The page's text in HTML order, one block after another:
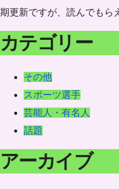
期更新ですが、読んでもら
カテゴリー
その他
スポーツ選手
芸能人・有名人
話題
アーカイブ